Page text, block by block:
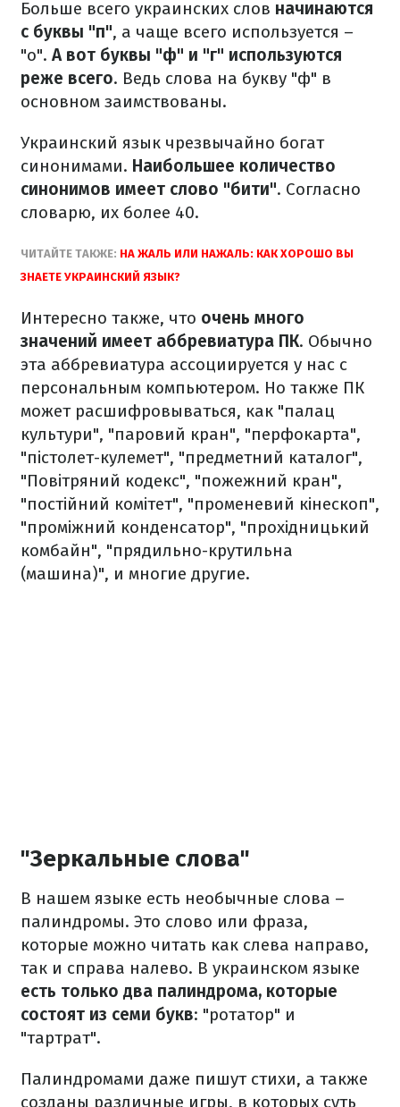
Больше всего украинских слов начинаются
с буквы "п", а чаще всего используется –
"о". А вот буквы "ф" и "г" используются
реже всего. Ведь слова на букву "ф" в
основном заимствованы.
Украинский язык чрезвычайно богат
синонимами. Наибольшее количество
синонимов имеет слово "бити". Согласно
словарю, их более 40.
ЧИТАЙТЕ ТАКЖЕ: НА ЖАЛЬ ИЛИ НАЖАЛЬ: КАК ХОРОШО ВЫ
ЗНАЕТЕ УКРАИНСКИЙ ЯЗЫК?
Интересно также, что очень много
значений имеет аббревиатура ПК. Обычно
эта аббревиатура ассоциируется у нас с
персональным компьютером. Но также ПК
может расшифровываться, как "палац
культури", "паровий кран", "перфокарта",
"пістолет-кулемет", "предметний каталог",
"Повітряний кодекс", "пожежний кран",
"постійний комітет", "променевий кінескоп",
"проміжний конденсатор", "прохідницький
комбайн", "прядильно-крутильна
(машина)", и многие другие.
"Зеркальные слова"
В нашем языке есть необычные слова –
палиндромы. Это слово или фраза,
которые можно читать как слева направо,
так и справа налево. В украинском языке
есть только два палиндрома, которые
состоят из семи букв: "ротатор" и
"тартрат".
Палиндромами даже пишут стихи, а также
созданы различные игры, в которых суть